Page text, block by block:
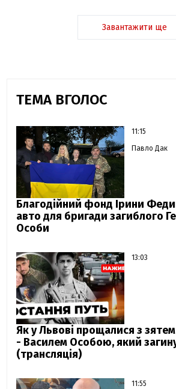
Завантажити ще
ТЕМА ВГОЛОС
11:15
Павло Дак
Благодійний фонд Ірини
авто для бригади загиблого
Особи
13:03
Як у Львові прощалися з
- Василем Особою, який
(трансляція)
11:55